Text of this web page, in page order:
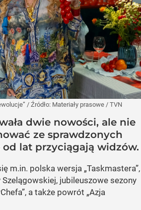
/ Źródło: Materiały prasowe / TVN
dwie nowości, ale nie
ze sprawdzonych
lat przyciągają widzów.
m.in. polska wersja „Taskmastera”,
jubileuszowe sezony
a także powrót „Azja